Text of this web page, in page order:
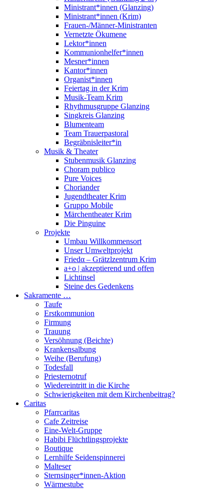
Ministrant*innen (Glanzing)
Ministrant*innen (Krim)
Frauen-/Männer-Ministranten
Vernetzte Ökumene
Lektor*innen
Kommunionhelfer*innen
Mesner*innen
Kantor*innen
Organist*innen
Feiertag in der Krim
Musik-Team Krim
Rhythmusgruppe Glanzing
Singkreis Glanzing
Blumenteam
Team Trauerpastoral
Begräbnisleiter*in
Musik & Theater
Stubenmusik Glanzing
Choram publico
Pure Voices
Choriander
Jugendtheater Krim
Gruppo Mobile
Märchentheater Krim
Die Pinguine
Projekte
Umbau Willkommensort
Unser Umweltprojekt
Friedα – Grätzlzentrum Krim
a+o | akzeptierend und offen
Lichtinsel
Steine des Gedenkens
Sakramente …
Taufe
Erstkommunion
Firmung
Trauung
Versöhnung (Beichte)
Krankensalbung
Weihe (Berufung)
Todesfall
Priesternotruf
Wiedereintritt in die Kirche
Schwierigkeiten mit dem Kirchenbeitrag?
Caritas
Pfarrcaritas
Cafe Zeitreise
Eine-Welt-Gruppe
Habibi Flüchtlingsprojekte
Boutique
Lernhilfe Seidenspinnerei
Malteser
Sternsinger*innen-Aktion
Wärmestube